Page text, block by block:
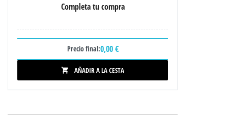
Completa tu compra
Precio final:0,00 €
 AÑADIR A LA CESTA